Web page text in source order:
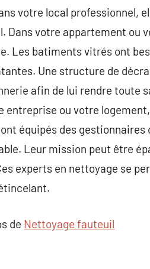
votre local professionnel,
Dans votre appartement ou
Les batiments vitrés ont
Une structure de
afin de lui rendre toute
entreprise ou votre
équipés des
Leur mission peut être
experts en nettoyage se
de Nettoyage fauteuil